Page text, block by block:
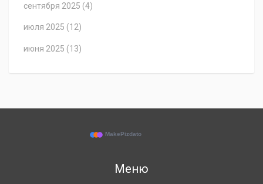
сентября 2025 (4)
июля 2025 (12)
июня 2025 (13)
Меню